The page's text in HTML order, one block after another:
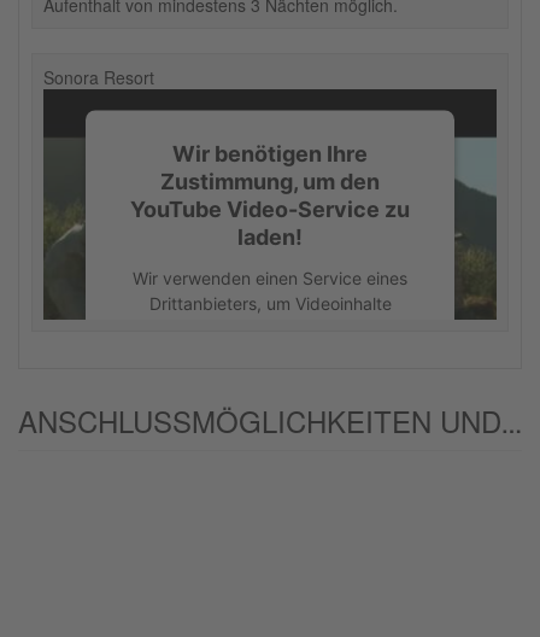
Sonora Resort
Wir benötigen Ihre
Zustimmung, um den
YouTube Video-Service zu
laden!
Wir verwenden einen Service eines
Drittanbieters, um Videoinhalte
stimmen Sie der Nutzung des Service
zu, um dieses Video anzusehen.
ANSCHLUSSMÖGLICHKEITEN UND/ODER ALTERNATIVEN: